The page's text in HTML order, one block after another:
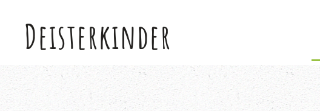
Skip to main content
Deisterkinder